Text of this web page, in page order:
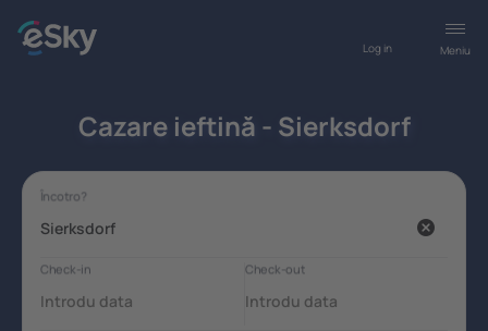
Meniu
Log in
Cazare ieftină - Sierksdorf